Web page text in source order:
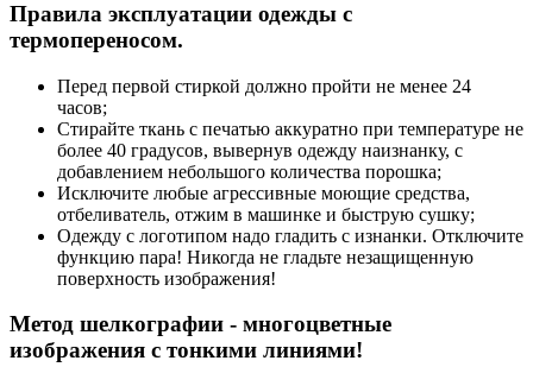
Правила эксплуатации одежды с
термопереносом.
Перед первой стиркой должно пройти не менее 24
часов;
Стирайте ткань с печатью аккуратно при температуре не
более 40 градусов, вывернув одежду наизнанку, с
добавлением небольшого количества порошка;
Исключите любые агрессивные моющие средства,
отбеливатель, отжим в машинке и быструю сушку;
Одежду с логотипом надо гладить с изнанки. Отключите
функцию пара! Никогда не гладьте незащищенную
поверхность изображения!
Метод шелкографии - многоцветные
изображения с тонкими линиями!